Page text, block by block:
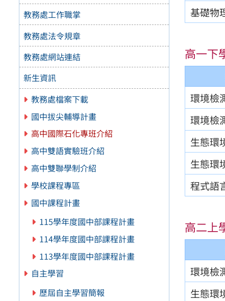
教務處工作職掌
教務處法令規章
教務處網站連結
新生資訊
教務處檔案下載
國中拔尖輔導計畫
高中國際石化專班介紹
高中雙語實驗班介紹
高中雙聯學制介紹
學校課程專區
國中課程計畫
115學年度國中部課程計畫
114學年度國中部課程計畫
113學年度國中部課程計畫
自主學習
歷屆自主學習簡報
基礎物
高一下
環境檢
環境檢
生態環
生態環
程式語
高二上
環境檢
生態環